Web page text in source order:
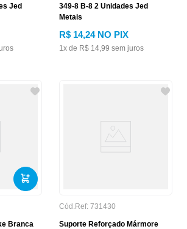
Jed
349-8 B-8 2 Unidades Jed
Metais
R$ 14,24NO PIX
1x de R$ 14,99 sem juros
Branca
Cód.Ref: 731430
Suporte Reforçado Mármore